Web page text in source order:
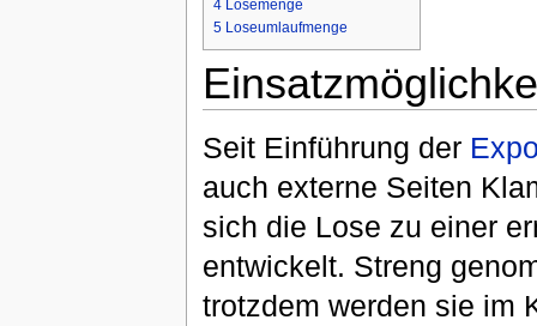
4 Losemenge
5 Loseumlaufmenge
Seit Einführung der
auch externe Seiten
sich die Lose zu einer
entwickelt. Streng
trotzdem werden sie im